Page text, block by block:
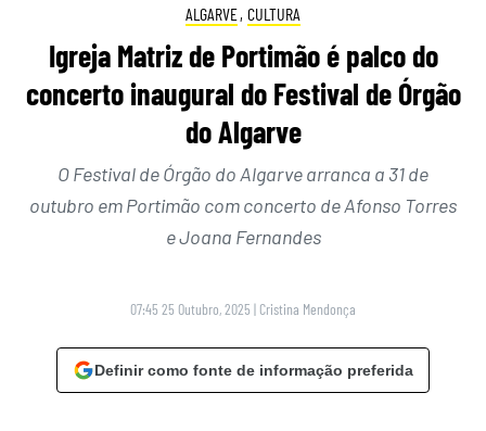
ALGARVE, CULTURA
Igreja Matriz de Portimão é palco do
concerto inaugural do Festival de Órgão
do Algarve
O Festival de Órgão do Algarve arranca a 31 de
outubro em Portimão com concerto de Afonso Torres
e Joana Fernandes
07:45 25 Outubro, 2025 | Cristina Mendonça
Definir como fonte de informação preferida